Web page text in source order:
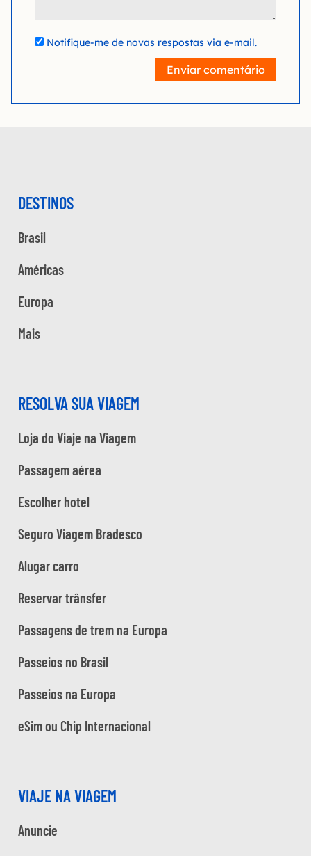
Notifique-me de novas respostas via e-mail.
Enviar comentário
DESTINOS
Brasil
Américas
Europa
Mais
RESOLVA SUA VIAGEM
Loja do Viaje na Viagem
Passagem aérea
Escolher hotel
Seguro Viagem Bradesco
Alugar carro
Reservar trânsfer
Passagens de trem na Europa
Passeios no Brasil
Passeios na Europa
eSim ou Chip Internacional
VIAJE NA VIAGEM
Anuncie